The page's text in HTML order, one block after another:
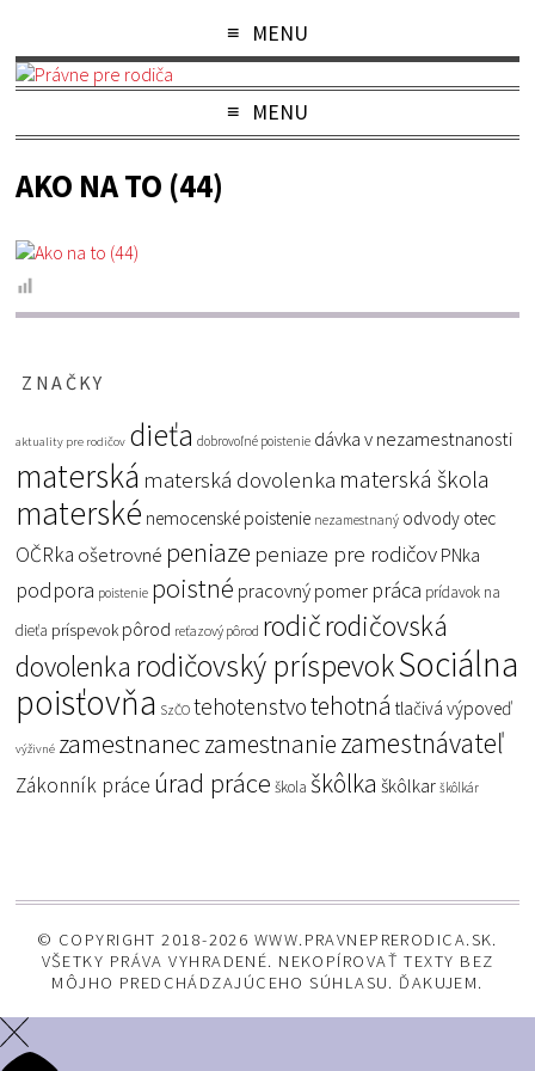
MENU
MENU
AKO NA TO (44)
ZNAČKY
aktuality pre rodičov dieťa dobrovoľné poistenie dávka v nezamestnanosti
materská materská dovolenka materská škola
materské nemocenské poistenie nezamestnaný odvody otec
OČRka ošetrovné peniaze peniaze pre rodičov PNka
podpora poistenie poistné pracovný pomer práca prídavok na
dieťa príspevok pôrod reťazový pôrod rodičrodičovská
dovolenka rodičovský príspevokSociálna
poisťovňa SzČO tehotenstvotehotná tlačivá výpoveď
výživné zamestnaneczamestnaniezamestnávateľ
Zákonník práce úrad práce škola škôlka škôlkar škôlkár
© COPYRIGHT 2018-2026 WWW.PRAVNEPRERODICA.SK.
VŠETKY PRÁVA VYHRADENÉ. NEKOPÍROVAŤ TEXTY BEZ
MÔJHO PREDCHÁDZAJÚCEHO SÚHLASU. ĎAKUJEM.